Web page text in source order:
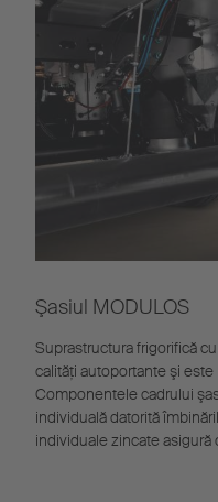
Şasiul MODULOS
Suprastructura frigorifică
calităţi autoportante şi
Componentele cadrului
individuală datorită
individuale zincate asigură